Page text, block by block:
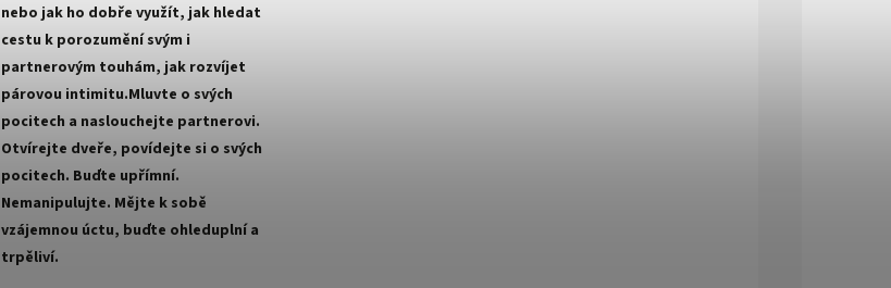
nebo jak ho dobře využít, jak hledat
cestu k porozumění svým i
partnerovým touhám, jak rozvíjet
párovou intimitu.Mluvte o svých
pocitech a naslouchejte partnerovi.
Otvírejte dveře, povídejte si o svých
pocitech. Buďte upřímní.
Nemanipulujte. Mějte k sobě
vzájemnou úctu, buďte ohleduplní a
trpěliví.